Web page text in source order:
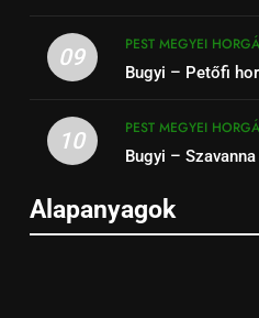
09
PEST MEGYEI
Bugyi – Petőfi
10
PEST MEGYEI
Bugyi –
Alapanyagok